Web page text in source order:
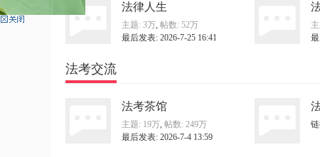
法律人生
主题: 3万, 帖数: 52万
最后发表: 2026-7-25 16:41
法考交流
法考茶馆
主题: 19万, 帖数: 249万
最后发表: 2026-7-4 13:59
「瀛青年」2026青年律师训练营等 ...